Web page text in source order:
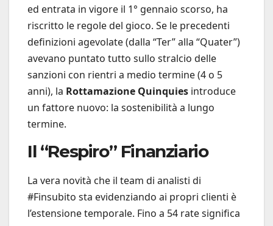
ed entrata in vigore il 1° gennaio scorso, ha
riscritto le regole del gioco. Se le precedenti
definizioni agevolate (dalla “Ter” alla “Quater”)
avevano puntato tutto sullo stralcio delle
sanzioni con rientri a medio termine (4 o 5
anni), la Rottamazione Quinquies introduce
un fattore nuovo: la sostenibilità a lungo
termine.
Il “Respiro” Finanziario
La vera novità che il team di analisti di
#Finsubito sta evidenziando ai propri clienti è
l’estensione temporale. Fino a 54 rate significa